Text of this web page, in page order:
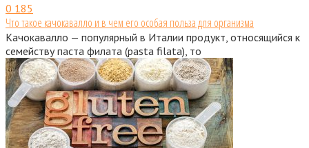
0 185
Что такое качокавалло и в чем его особая польза для организма
Качокавалло — популярный в Италии продукт, относящийся к
семейству паста филата (pasta filata), то